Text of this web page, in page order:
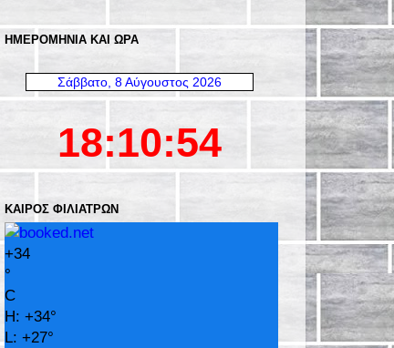
ΗΜΕΡΟΜΗΝΊΑ ΚΑΙ ΩΡΑ
ΚΑΙΡΌΣ ΦΙΛΙΑΤΡΏΝ
+34
°
C
H: +34°
L: +27°